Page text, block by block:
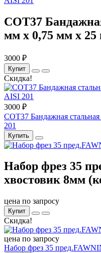
COT37
мм x 0,75 мм x 25
3000 ₽
Купит
Скидка!
3000 ₽
COT37 Бандажная
201
Купить
Набор фрез 35
хвостовик 8мм
цена по запросу
Купит
Скидка!
цена по запросу
Набор фрез 35